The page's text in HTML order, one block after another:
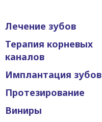
Лечение зубов
Терапия корневых
каналов
Имплантация зубов
Протезирование
Виниры